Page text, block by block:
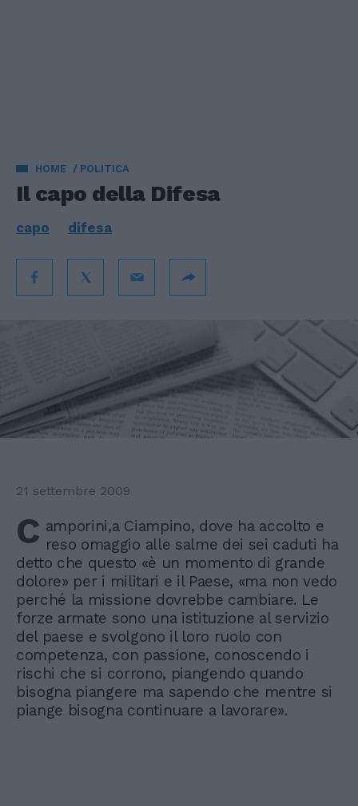
HOME POLITICA
Il capo della Difesa
capo difesa
21 settembre 2009
C amporini,a Ciampino, dove ha accolto e
reso omaggio alle salme dei sei caduti ha
detto che questo «è un momento di grande
dolore» per i militari e il Paese, «ma non vedo
perché la missione dovrebbe cambiare. Le
forze armate sono una istituzione al servizio
del paese e svolgono il loro ruolo con
competenza, con passione, conoscendo i
rischi che si corrono, piangendo quando
bisogna piangere ma sapendo che mentre si
piange bisogna continuare a lavorare».